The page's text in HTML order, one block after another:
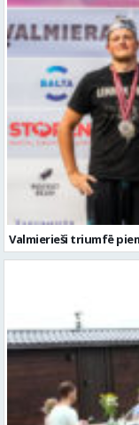
Valmierieši triumfē